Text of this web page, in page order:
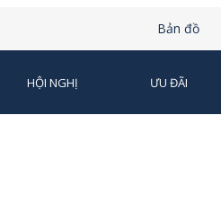
Bản đồ
HỘI NGHỊ ƯU ĐÃI